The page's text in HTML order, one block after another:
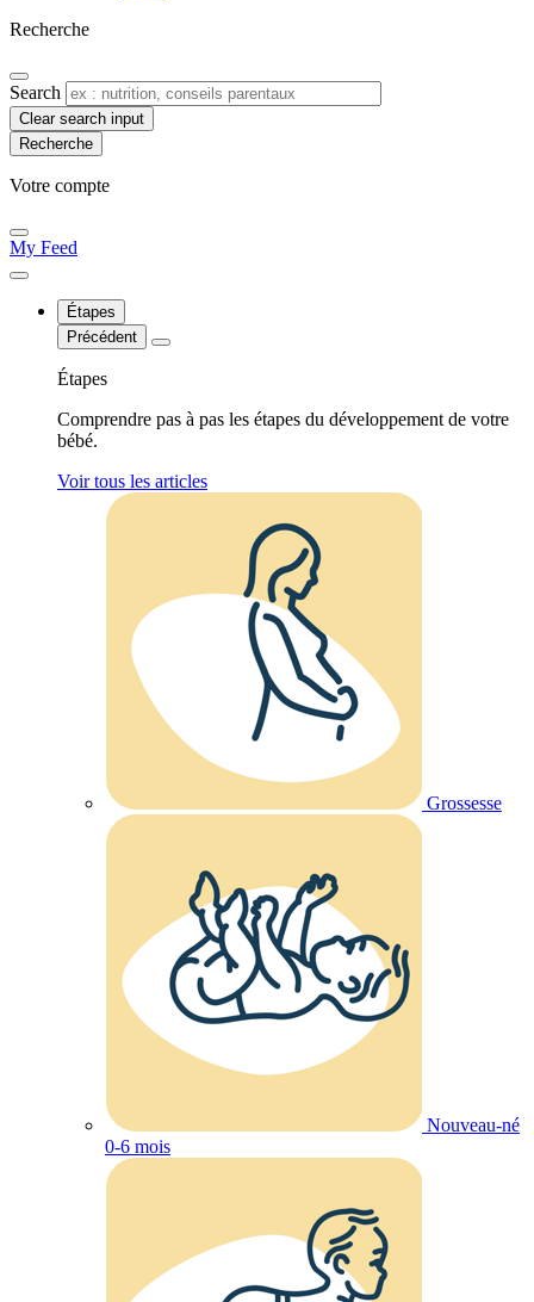
Recherche
Search
Clear search input
Votre compte​
My Feed
Étapes
Précédent
Étapes
Comprendre pas à pas les étapes du développement de votre
bébé.
Voir tous les articles
Grossesse
Nouveau-né
0-6 mois